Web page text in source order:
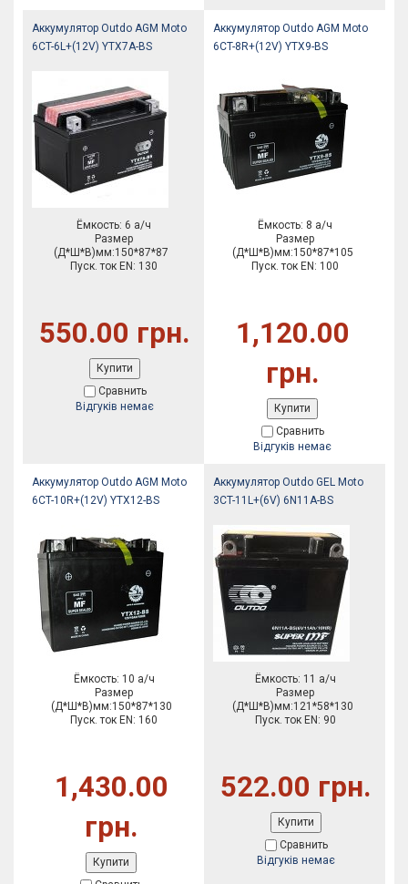
Аккумулятор Outdo AGM Moto
6CT-6L+(12V) YTX7A-BS
Ёмкость: 6 а/ч
Размер
(Д*Ш*В)мм:150*87*87
Пуск. ток EN: 130
550.00 грн.
Купити
Сравнить
Відгуків немає
Аккумулятор Outdo AGM Moto
6CT-8R+(12V) YTX9-BS
Ёмкость: 8 а/ч
Размер
(Д*Ш*В)мм:150*87*105
Пуск. ток EN: 100
1,120.00
грн.
Купити
Сравнить
Відгуків немає
Аккумулятор Outdo AGM Moto
6CT-10R+(12V) YTX12-BS
Ёмкость: 10 а/ч
Размер
(Д*Ш*В)мм:150*87*130
Пуск. ток EN: 160
1,430.00
грн.
Купити
Аккумулятор Outdo GEL Moto
3CT-11L+(6V) 6N11A-BS
Ёмкость: 11 а/ч
Размер
(Д*Ш*В)мм:121*58*130
Пуск. ток EN: 90
522.00 грн.
Купити
Сравнить
Відгуків немає